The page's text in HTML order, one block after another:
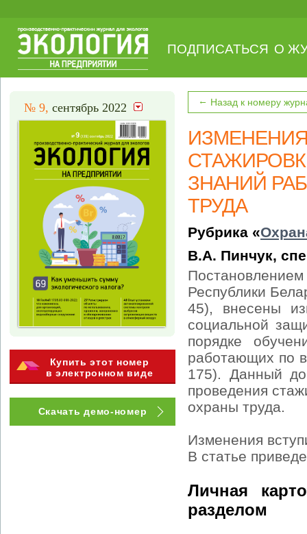
ПОДПИСАТЬСЯ О
№ 9, сентябрь 2022
Купить этот номер
в электронном виде
Скачать демо-номер
← Назад к номеру
ЗНАНИЙ
ТРУДА
Рубрика «
В.А. Пинчук,
Республики
45), внесены
социальной
порядке
работающих по
175). Данный
проведения
охраны труда.
Изменения
В статье
Личная
разделом